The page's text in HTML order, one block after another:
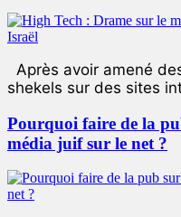
Après avoir amené
shekels sur des sites
Pourquoi faire de la
média juif sur le net ?